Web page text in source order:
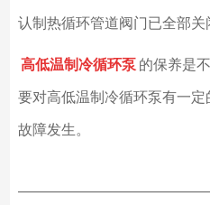
认制热循环管道阀门已全部关
高低温制冷循环泵 的保养是
要对高低温制冷循环泵有一
故障发生。